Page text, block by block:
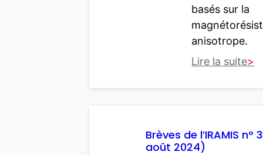
r
0
2
basés sur la
anisotrope.
Lire la suite
è
v
Brèves de l’IRAMIS
août 2024)